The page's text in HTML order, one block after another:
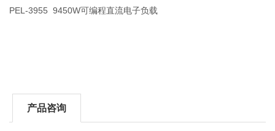
PEL-3955 9450W可编程直流电子负载
产品咨询